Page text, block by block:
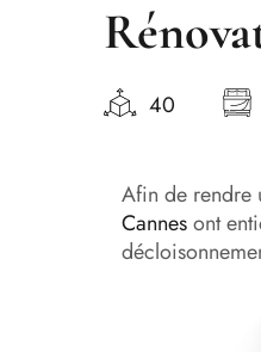
40
Afin de rendre
Cannesont